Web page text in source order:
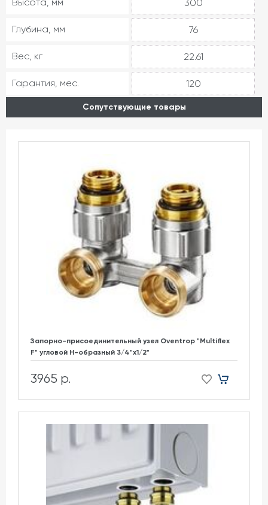
300
Глубина, мм 76
Вес, кг 22.61
Гарантия, мес. 120
Сопутствующие товары
Запорно-присоединительный узел Oventrop "Multiflex
F" угловой H-образный 3/4"х1/2"
3965 р.